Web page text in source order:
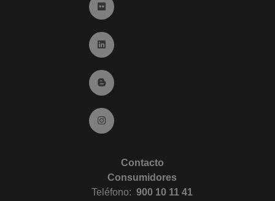
Ir a Flickr (abre en ventana nueva)
Ir a Linkedin (abre en ventana nueva)
Ir al Blog (abre en ventana nueva)
Ir a Instagram (abre en ventana nueva)
Contacto
Consumidores
Teléfono: 900 10 11 41